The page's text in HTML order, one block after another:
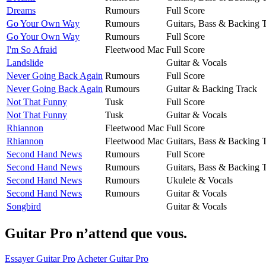
Dreams
Rumours
Full Score
Go Your Own Way
Rumours
Guitars, Bass & Backing
Go Your Own Way
Rumours
Full Score
I'm So Afraid
Fleetwood Mac Full Score
Landslide
Guitar & Vocals
Never Going Back Again Rumours
Full Score
Never Going Back Again Rumours
Guitar & Backing Track
Not That Funny
Tusk
Full Score
Not That Funny
Tusk
Guitar & Vocals
Rhiannon
Fleetwood Mac Full Score
Rhiannon
Fleetwood Mac Guitars, Bass & Backing
Second Hand News
Rumours
Full Score
Second Hand News
Rumours
Guitars, Bass & Backing
Second Hand News
Rumours
Ukulele & Vocals
Second Hand News
Rumours
Guitar & Vocals
Songbird
Guitar & Vocals
Guitar Pro n’attend que vous.
Essayer Guitar Pro Acheter Guitar Pro